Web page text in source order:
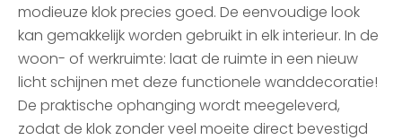
modieuze klok precies goed. De eenvoudige look
kan gemakkelijk worden gebruikt in elk interieur. In de
woon- of werkruimte: laat de ruimte in een nieuw
licht schijnen met deze functionele wanddecoratie!
De praktische ophanging wordt meegeleverd,
zodat de klok zonder veel moeite direct bevestigd